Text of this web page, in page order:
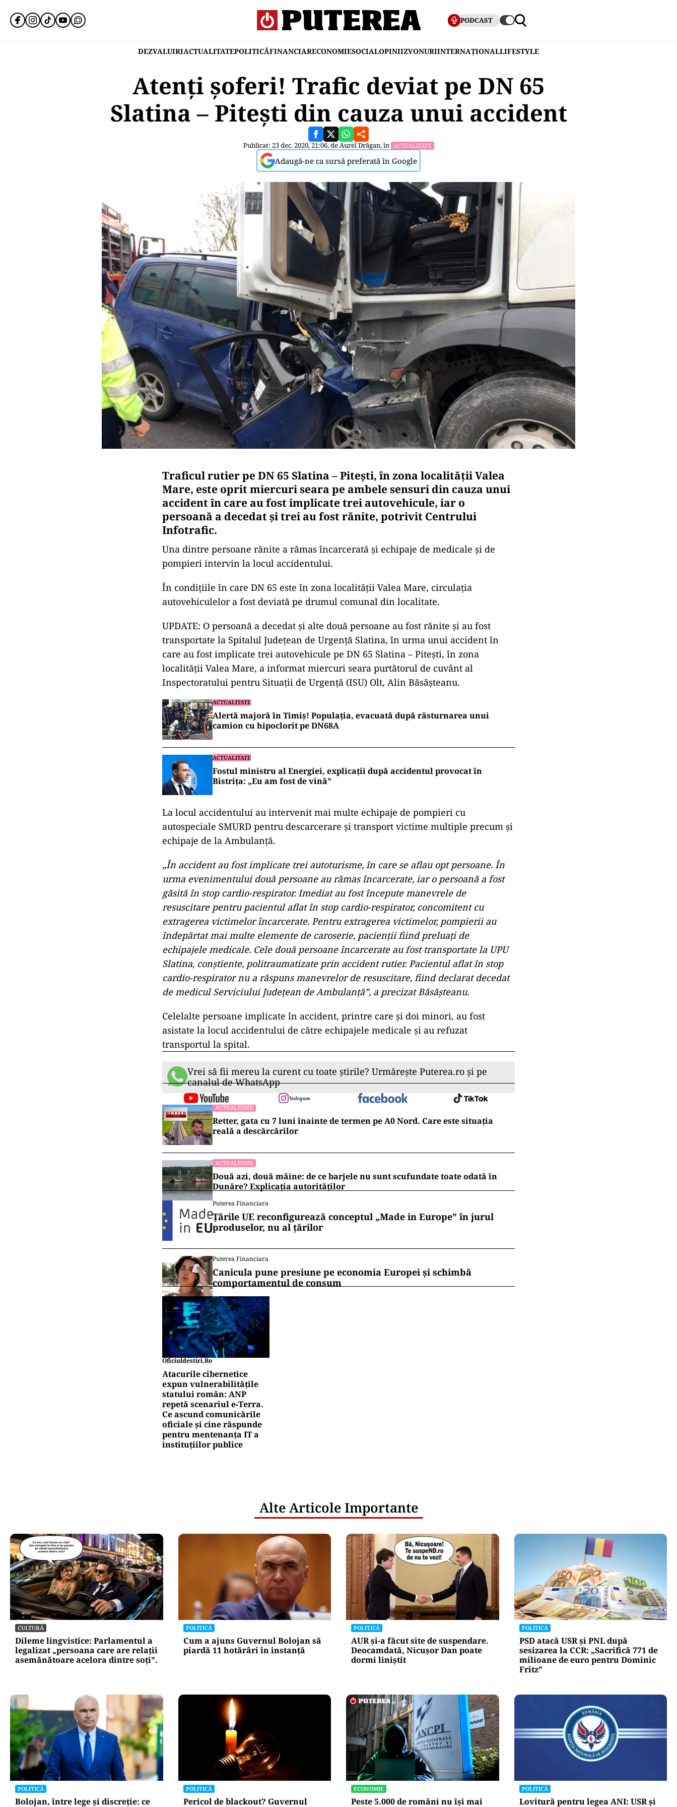
PODCAST
DEZVALUIRIACTUALITATEPOLITICĂFINANCIARECONOMIESOCIALOPINIIZVONURIINTERNAȚIONALLIFESTYLE
Atenți șoferi! Trafic deviat pe DN 65
Slatina – Pitești din cauza unui accident
Publicat: 23 dec. 2020, 21:06, deAurel Drăgan, în ACTUALITATE
Adaugă-ne ca sursă preferată în Google
Traficul rutier pe DN 65 Slatina – Piteşti, în zona localităţii Valea
Mare, este oprit miercuri seara pe ambele sensuri din cauza unui
accident în care au fost implicate trei autovehicule, iar o
persoană a decedat şi trei au fost rănite, potrivit Centrului
Infotrafic.
Una dintre persoane rănite a rămas încarcerată şi echipaje de medicale şi de
pompieri intervin la locul accidentului.
În condiţiile în care DN 65 este în zona localităţii Valea Mare, circulaţia
autovehiculelor a fost deviată pe drumul comunal din localitate.
UPDATE: O persoană a decedat şi alte două persoane au fost rănite şi au fost
transportate la Spitalul Judeţean de Urgenţă Slatina, în urma unui accident în
care au fost implicate trei autovehicule pe DN 65 Slatina – Piteşti, în zona
localităţii Valea Mare, a informat miercuri seara purtătorul de cuvânt al
ACTUALITATE
Alertă majoră în Timiș! Populația, evacuată după răsturnarea unui
camion cu hipoclorit pe DN68A
Fostul ministru al Energiei, explicații după accidentul provocat în
Bistrița: „Eu am fost de vină”
La locul accidentului au intervenit mai multe echipaje de pompieri cu
autospeciale SMURD pentru descarcerare şi transport victime multiple precum şi
echipaje de la Ambulanţă.
„În accident au fost implicate trei autoturisme, în care se aflau opt persoane. În
urma evenimentului două persoane au rămas încarcerate, iar o persoană a fost
găsită în stop cardio-respirator. Imediat au fost începute manevrele de
resuscitare pentru pacientul aflat în stop cardio-respirator, concomitent cu
extragerea victimelor încarcerate. Pentru extragerea victimelor, pompierii au
îndepărtat mai multe elemente de caroserie, pacienţii fiind preluaţi de
echipajele medicale. Cele două persoane încarcerate au fost transportate la UPU
Slatina, conştiente, politraumatizate prin accident rutier. Pacientul aflat în stop
cardio-respirator nu a răspuns manevrelor de resuscitare, fiind declarat decedat
de medicul Serviciului Judeţean de Ambulanţă”, a precizat Băsăşteanu.
Celelalte persoane implicate în accident, printre care şi doi minori, au fost
asistate la locul accidentului de către echipajele medicale şi au refuzat
transportul la spital.
canalul de WhatsApp
ACTUALITATE
reală a descărcărilor
ACTUALITATE
Două azi, două mâine: de ce barjele nu sunt scufundate toate odată în
Dunăre? Explicația autorităților
Puterea Financiara
Țările UE reconfigurează conceptul „Made in Europe” în jurul
produselor, nu al țărilor
Puterea Financiara
Canicula pune presiune pe economia Europei și schimbă
Oficiuldestiri.ro
expun vulnerabilitățile
statului român: ANP
repetă scenariul e‑Terra.
Ce ascund comunicările
oficiale și cine răspunde
pentru mentenanța IT a
instituțiilor publice
CULTURĂ POLITICĂ POLITICĂ POLITICĂ